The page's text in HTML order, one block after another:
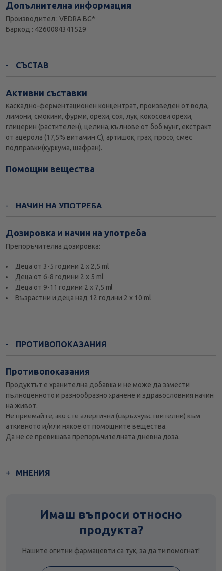
Допълнителна информация
Производител : VEDRA BG*
Баркод : 4260084341529
СЪСТАВ
Активни съставки
Каскадно-ферментационен концентрат, произведен от вода,
лимони, смокини, фурми, орехи, соя, лук, кокосови орехи,
глицерин (растителен), целина, кълнове от боб мунг, екстракт
от ацерола (17,5% витамин С), артишок, грах, просо, смес
подправки(куркума, шафран).
Помощни вещества
НАЧИН НА УПОТРЕБА
Дозировка и начин на употреба
Препоръчителна дозировка:
Деца от 3-5 години 2 х 2,5 ml
Деца от 6-8 години 2 х 5 ml
Деца от 9-11 години 2 х 7,5 ml
Възрастни и деца над 12 години 2 х 10 ml
ПРОТИВОПОКАЗАНИЯ
Противопоказания
Продуктът е хранителна добавка и не може да замести
пълноценното и разнообразно хранене и здравословния начин
на живот.
Не приемайте, ако сте алергични (свръхчувствителни) към
аткивното и/или някое от помощните вещества.
Да не се превишава препоръчителната дневна доза.
МНЕНИЯ
Имаш въпроси относно
продукта?
Нашите опитни фармацевти са тук, за да ти помогнат!